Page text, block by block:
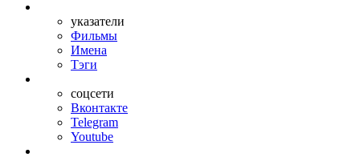
указатели
Фильмы
Имена
Тэги
соцсети
Вконтакте
Telegram
Youtube